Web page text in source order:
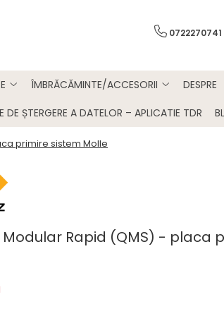
0722270741
ÎMBRĂCĂMINTE/ACCESORII DESPRE
DE ȘTERGERE A DATELOR – APLICATIE TDR
primire sistem Molle
Modular Rapid (QMS) - placa